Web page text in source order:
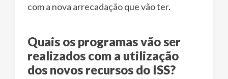
com a nova arrecadação que vão ter.
Quais os programas vão ser
realizados com a utilização
dos novos recursos do ISS?